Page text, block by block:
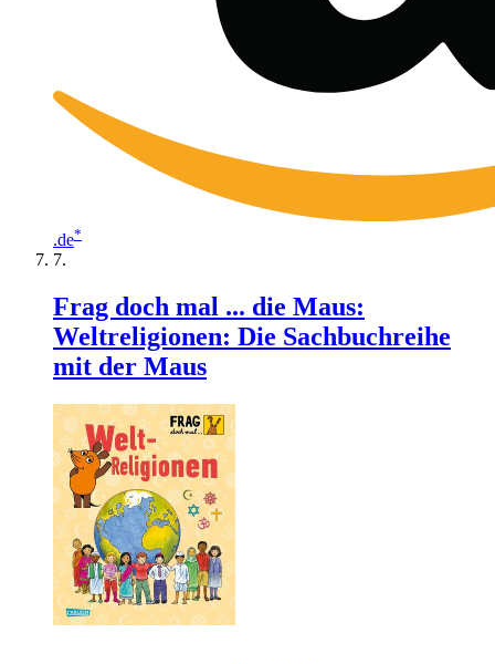
.de*
Frag doch mal ... die Maus:
Weltreligionen: Die Sachbuchreihe
mit der Maus